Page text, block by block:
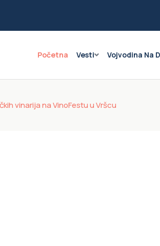
Početna Vesti Vojvodina Na
vinarija na VinoFestu u Vršcu